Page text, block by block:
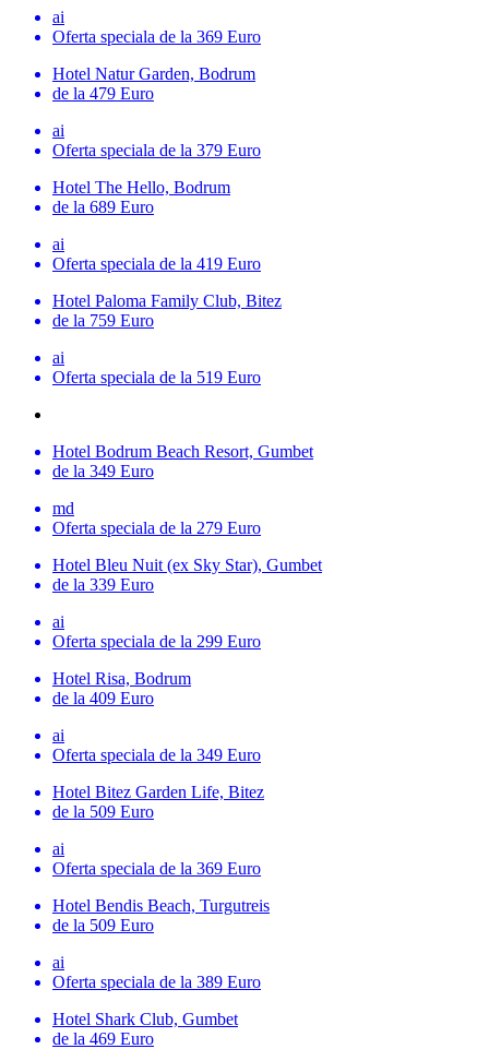
ai
Oferta speciala de la 369 Euro
Hotel Natur Garden, Bodrum
de la 479 Euro
ai
Oferta speciala de la 379 Euro
Hotel The Hello, Bodrum
de la 689 Euro
ai
Oferta speciala de la 419 Euro
Hotel Paloma Family Club, Bitez
de la 759 Euro
ai
Oferta speciala de la 519 Euro
Hotel Bodrum Beach Resort, Gumbet
de la 349 Euro
md
Oferta speciala de la 279 Euro
Hotel Bleu Nuit (ex Sky Star), Gumbet
de la 339 Euro
ai
Oferta speciala de la 299 Euro
Hotel Risa, Bodrum
de la 409 Euro
ai
Oferta speciala de la 349 Euro
Hotel Bitez Garden Life, Bitez
de la 509 Euro
ai
Oferta speciala de la 369 Euro
Hotel Bendis Beach, Turgutreis
de la 509 Euro
ai
Oferta speciala de la 389 Euro
Hotel Shark Club, Gumbet
de la 469 Euro